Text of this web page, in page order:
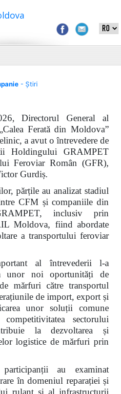
- Știri
Directorul General al
Ferată din Moldova”
a avut o întrevedere de
Holdingului GRAMPET
Feroviar Român (GFR),
Gurdiș.
părțile au analizat stadiul
CFM și companiile din
inclusiv prin
Moldova, fiind abordate
a transportului feroviar
al întrevederii l-a
unor noi oportunități de
mărfuri către transportul
de import, export și
unor soluții comune
sectorului
la dezvoltarea și
logistice de mărfuri prin
participanții au examinat
în domeniul reparației și
rulant și al infrastructurii